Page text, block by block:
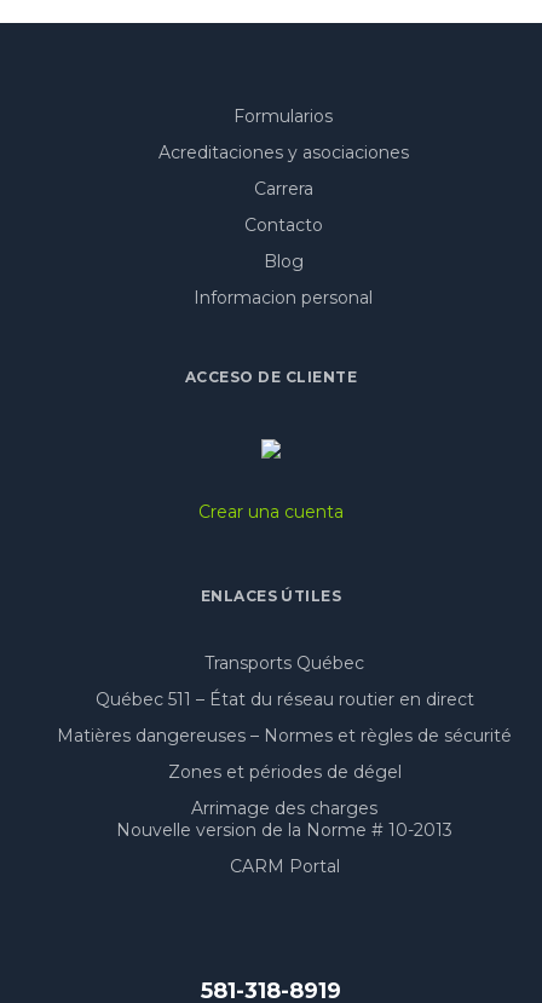
Formularios
Acreditaciones y asociaciones
Carrera
Contacto
Blog
Informacion personal
ACCESO DE CLIENTE
Crear una cuenta
ENLACES ÚTILES
Transports Québec
Québec 511 – État du réseau routier en direct
Matières dangereuses – Normes et règles de sécurité
Zones et périodes de dégel
Arrimage des charges
Nouvelle version de la Norme # 10-2013
CARM Portal
581-318-8919